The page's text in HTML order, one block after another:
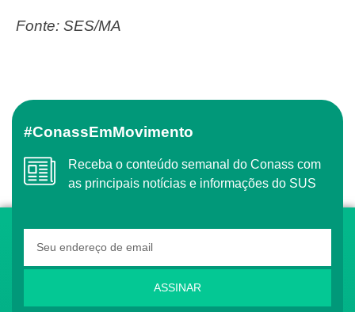
Fonte: SES/MA
#ConassEmMovimento
Receba o conteúdo semanal do Conass com
as principais notícias e informações do SUS
ASSINAR